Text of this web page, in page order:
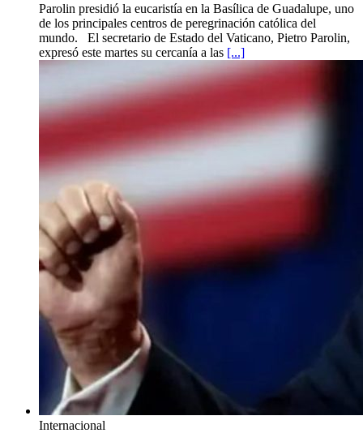
Parolin presidió la eucaristía en la Basílica de Guadalupe, uno
de los principales centros de peregrinación católica del
mundo. El secretario de Estado del Vaticano, Pietro Parolin,
expresó este martes su cercanía a las [...]
Internacional